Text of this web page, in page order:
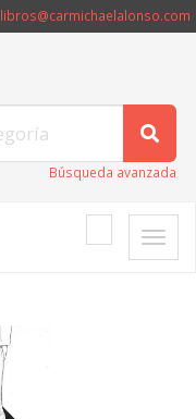
libros@carmichaelalonso.com
Búsqueda avanzada
Toggle